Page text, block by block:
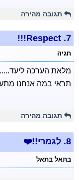
תגובה מהירה
7.
חגיה
מלאת הערכה ליעד.....
תראי במה אנחנו
תגובה מהירה
8. לגמרי!!❤️
בתאל בתאל